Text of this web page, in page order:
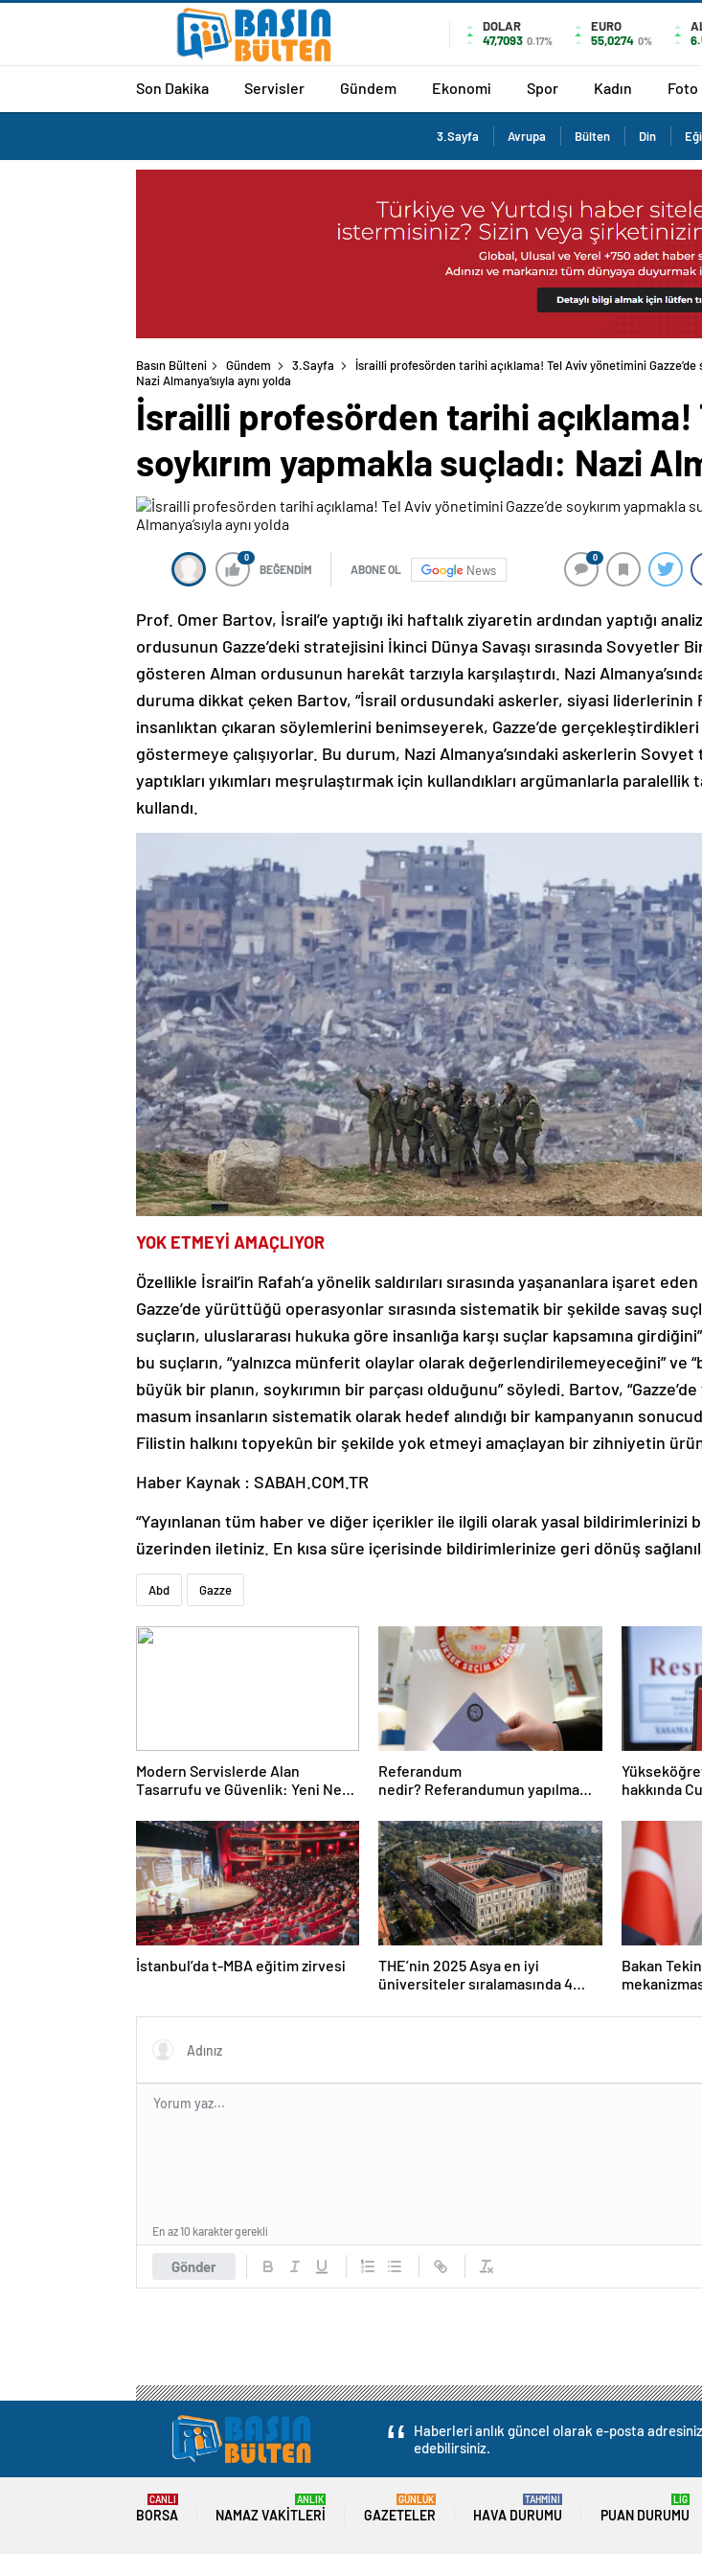
DOLAR
47,7093 0.17%
EURO
55,0274 0%
Son Dakika Servisler Gündem Ekonomi Spor Kadın Foto
3.Sayfa Avrupa Bülten Din
Basın Bülteni Gündem 3.Sayfa
İsrailli profesörden tarihi açıklama! Tel Aviv yönetimini Gazze’de
Nazi Almanya’sıyla aynı yolda
İsrailli profesörden tarihi açıklama!
soykırım yapmakla suçladı: Nazi
0
BEĞENDİM ABONE OL News
0
Prof. Omer Bartov, İsrail’e yaptığı iki haftalık ziyaretin ardından yaptığı
ordusunun Gazze’deki stratejisini İkinci Dünya Savaşı sırasında Sovyetler
gösteren Alman ordusunun harekât tarzıyla karşılaştırdı. Nazi
duruma dikkat çeken Bartov, “İsrail ordusundaki askerler, siyasi liderlerinin
insanlıktan çıkaran söylemlerini benimseyerek, Gazze’de gerçekleştirdikleri
göstermeye çalışıyorlar. Bu durum, Nazi Almanya’sındaki askerlerin Sovyet
yaptıkları yıkımları meşrulaştırmak için kullandıkları argümanlarla paralellik
kullandı.
YOK ETMEYİ AMAÇLIYOR
Özellikle İsrail’in Rafah’a yönelik saldırıları sırasında yaşananlara işaret
Gazze’de yürüttüğü operasyonlar sırasında sistematik bir şekilde savaş
suçların, uluslararası hukuka göre insanlığa karşı suçlar kapsamına
bu suçların, “yalnızca münferit olaylar olarak değerlendirilemeyeceğini” ve
büyük bir planın, soykırımın bir parçası olduğunu” söyledi. Bartov, “Gazze’de
masum insanların sistematik olarak hedef alındığı bir kampanyanın
Filistin halkını topyekûn bir şekilde yok etmeyi amaçlayan bir zihniyetin
Haber Kaynak : SABAH.COM.TR
“Yayınlanan tüm haber ve diğer içerikler ile ilgili olarak yasal bildirimlerinizi
üzerinden iletiniz. En kısa süre içerisinde bildirimlerinize geri dönüş
Abd Gazze
Modern Servislerde Alan
Tasarrufu ve Güvenlik: Yeni Nesil
Referandum
nedir? Referandumun yapılma
hakkında
İstanbul’da t-MBA eğitim zirvesi
THE’nin 2025 Asya en iyi
üniversiteler sıralamasında 4
Bakan
Gönder
En az 10 karakter gerekli
Haberleri anlık güncel olarak e-posta
edebilirsiniz.
BORSA
CANLI
NAMAZ VAKITLERI
ANLIK
GAZETELER
GÜNLÜK
HAVA DURUMU
TAHMİNİ
PUAN DURUMU
LİG